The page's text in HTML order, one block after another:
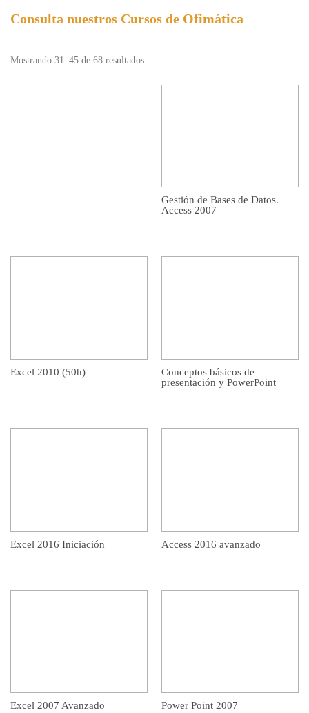
Consulta nuestros Cursos de Ofimática
Mostrando 31–45 de 68 resultados
Gestión de Bases de Datos.
Access 2007
Excel 2010 (50h)
Conceptos básicos de
presentación y PowerPoint
Excel 2016 Iniciación Access 2016 avanzado
Excel 2007 Avanzado Power Point 2007